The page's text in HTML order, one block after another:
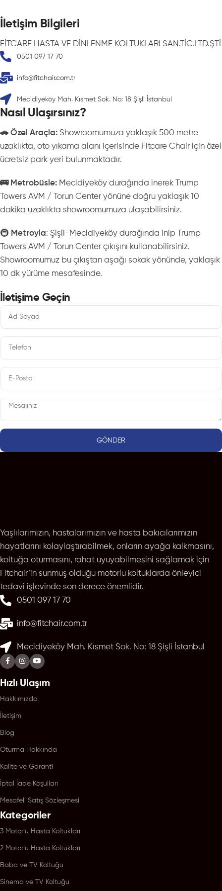
İletişim Bilgileri
FİTCARE HASTA VE DİNLENME KOLTUKLARI SAN.TİC.LTD.ŞTİ
0501 097 17 70
info@fitchair.com.tr
Mecidiyeköy Mah. Kısmet Sok. No: 18 Şişli İstanbul
Nasıl Ulaşırsınız?
🚗 Özel Araçla: Showroomumuza yaklaşık 500 metre
uzaklıkta, oto yıkama alanı içerisinde Fitcare Chair için özel
ücretsiz park yeri bulunmaktadır.
🚌 Metrobüsle: Mecidiyeköy durağında inerek Trump
Towers AVM / Torun Center yönüne doğru yaklaşık 10
dakika uzaklıkta showroomumuza ulaşabilirsiniz.
🚇 Metroyla: Şişli-Mecidiyeköy durağında inip Trump
Towers AVM / Torun Center çıkışını kullanabilirsiniz.
Showroomumuz bu çıkıştan aşağı sokak yönünde, yaklaşık
10 dk yürüme mesafesinde.
İletişime Geçin
GÖNDER
Yaşlılarımızın, hastalarımızın ve hasta bakıcılarımızın
hayatlarını kolaylaştırabilmek, onların ayağa kalkmasını,
koltuğa oturmasını, rahat uyuyabilmesini sağlamak için
Fitchair’in sunmuş olduğu motorlu koltuklarda önleyici
tedavi işlevinde son derece önemlidir.
0501 097 17 70
info@fitchair.com.tr
Mecidiyeköy Mah. Kısmet Sok. No: 18 Şişli İstanbul
Hızlı Ulaşım
Hakkımızda
İletişim
Blog
Oturma Hakkında
Kalite ve Garanti
İptal İade Koşulları
Mesafeli Satış Sözleşmesi
Kategoriler
3 Motorlu Hasta Koltukları
2 Motorlu Hasta Koltukları
Baba ve TV Koltuğu
Sinema ve TV Koltuğu